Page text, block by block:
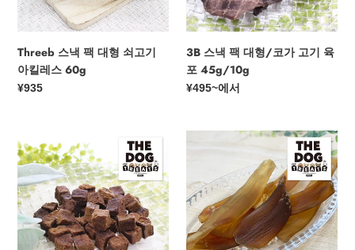
고
기
아
킬
레
Threeb 스낵 팩 대형 쇠고기
아킬레스 60g
정
¥935
가
고
45g/10g
3B 스낵 팩 대형/코가 고기 육
포 45g/10g
정
¥495~에서
Threeb
스
낵
팩
OMA
고
기
팩
OMA
는
50g